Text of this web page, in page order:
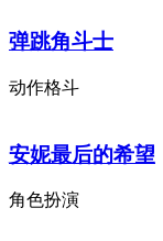
弹跳角斗士
动作格斗
安妮最后的希望
角色扮演